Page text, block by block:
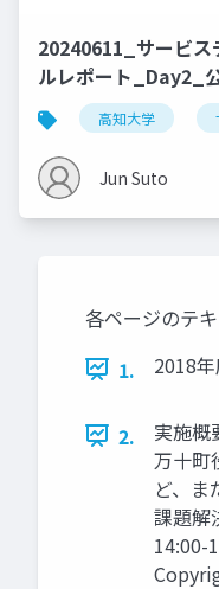
20240611_サービ
ルレポート_Day2_
高知大学
Jun Suto
各ページのテ
1.
2018
2.
実施概
万十町
ど、
課題解
14:00-